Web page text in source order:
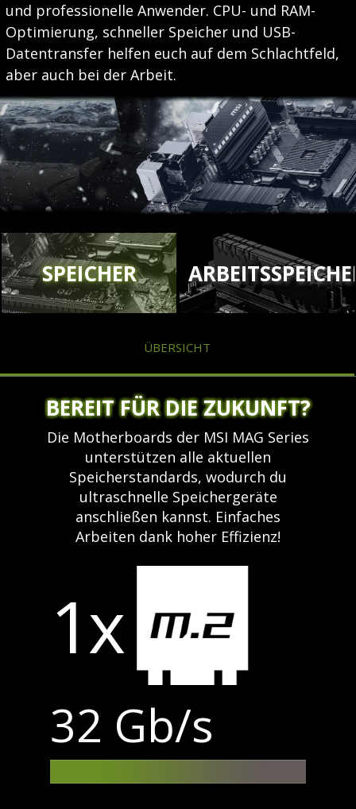
und professionelle Anwender. CPU- und RAM-
Optimierung, schneller Speicher und USB-
Datentransfer helfen euch auf dem Schlachtfeld,
aber auch bei der Arbeit.
SPEICHER
ÜBERSICHT
BEREIT FÜR DIE ZUKUNFT?
Die Motherboards der MSI MAG Series
unterstützen alle aktuellen
Speicherstandards, wodurch du
ultraschnelle Speichergeräte
anschließen kannst. Einfaches
Arbeiten dank hoher Effizienz!
1x
32 Gb/s